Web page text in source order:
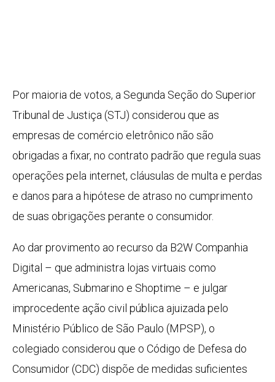
Por maioria de votos, a Segunda Seção do Superior
Tribunal de Justiça (STJ) considerou que as
empresas de comércio eletrônico não são
obrigadas a fixar, no contrato padrão que regula suas
operações pela internet, cláusulas de multa e perdas
e danos para a hipótese de atraso no cumprimento
de suas obrigações perante o consumidor.
Ao dar provimento ao recurso da B2W Companhia
Digital – que administra lojas virtuais como
Americanas, Submarino e Shoptime – e julgar
improcedente ação civil pública ajuizada pelo
Ministério Público de São Paulo (MPSP), o
colegiado considerou que o Código de Defesa do
Consumidor (CDC) dispõe de medidas suficientes